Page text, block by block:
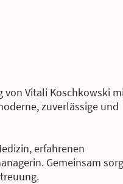
von Vitali Koschkowski
zuverlässige und
erfahrenen
Gemeinsam